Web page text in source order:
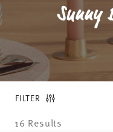
Sunny
FILTER
16 Results